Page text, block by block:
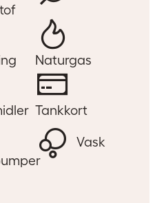
Naturgas
Tankkort
Vask